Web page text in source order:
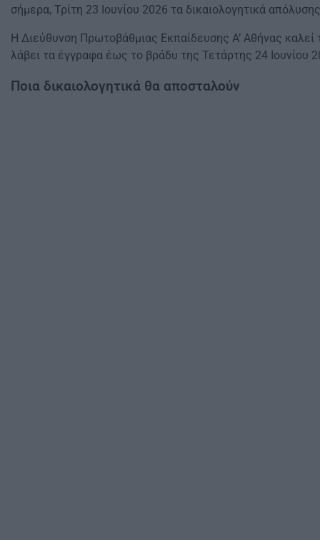
σήμερα, Τρίτη 23 Ιουνίου 2026 τα δικαιολογητικά
Η Διεύθυνση Πρωτοβάθμιας Εκπαίδευσης Α’ Αθήνας
λάβει τα έγγραφα έως το βράδυ της Τετάρτης 24
Ποια δικαιολογητικά θα αποσταλούν